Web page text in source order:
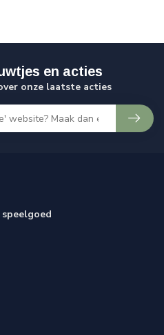
en acties
onze laatste acties